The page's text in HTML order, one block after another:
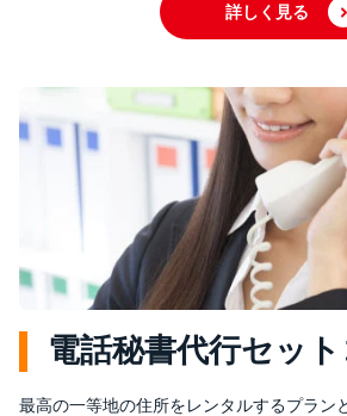
詳しく見る
電話秘書代行セッ
最高の一等地の住所をレンタルするプラン